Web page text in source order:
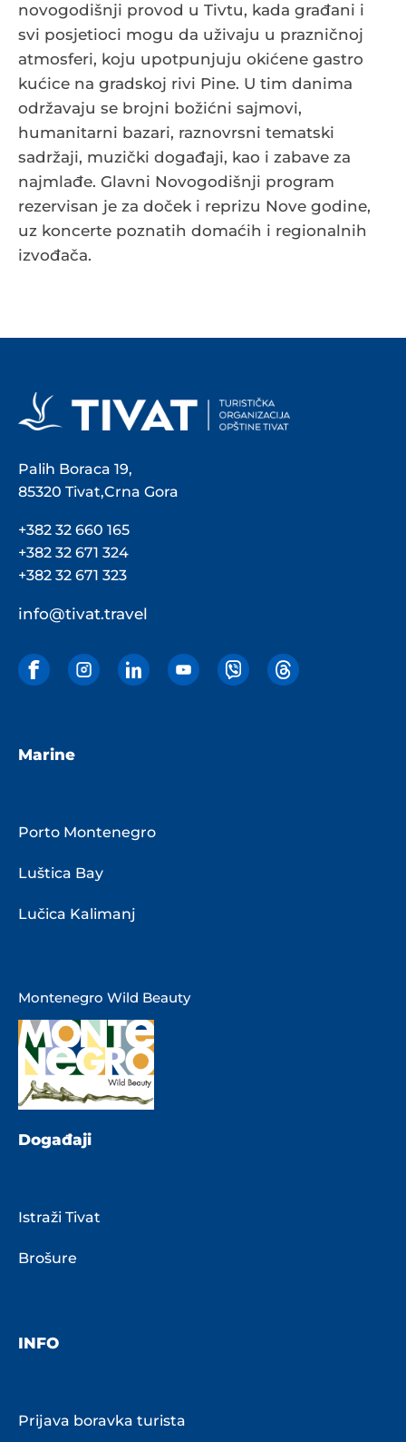
novogodišnji provod u Tivtu, kada građani i
svi posjetioci mogu da uživaju u prazničnoj
atmosferi, koju upotpunjuju okićene gastro
kućice na gradskoj rivi Pine. U tim danima
održavaju se brojni božićni sajmovi,
humanitarni bazari, raznovrsni tematski
sadržaji, muzički događaji, kao i zabave za
najmlađe. Glavni Novogodišnji program
rezervisan je za doček i reprizu Nove godine,
uz koncerte poznatih domaćih i regionalnih
izvođača.
Palih Boraca 19,
85320 Tivat,Crna Gora
+382 32 660 165
+382 32 671 324
+382 32 671 323
info@tivat.travel
Marine
Porto Montenegro
Luštica Bay
Lučica Kalimanj
Montenegro Wild Beauty
Događaji
Istraži Tivat
Brošure
INFO
Prijava boravka turista